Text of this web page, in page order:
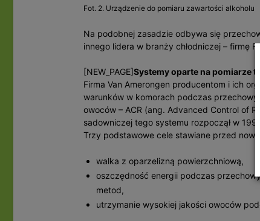
Fot. 2. Urządzenie do pomiaru zawartości alkoholu
Na podobnej zasadzie odbywa się
innego lidera w branży chłodniczej – firmę
[NEW_PAGE]Systemy oparte na pomiarze
Firma Van Amerongen producentom i ich
warunków w komorach podczas
owoców – ACR (ang. Advanced Control of
sadowniczej tego systemu rozpoczął w
Trzy podstawowe cele stawiane przed
walka z oparzelizną powierzchniową,
oszczędność energii podczas
metod,
utrzymanie wysokiej jakości owoców